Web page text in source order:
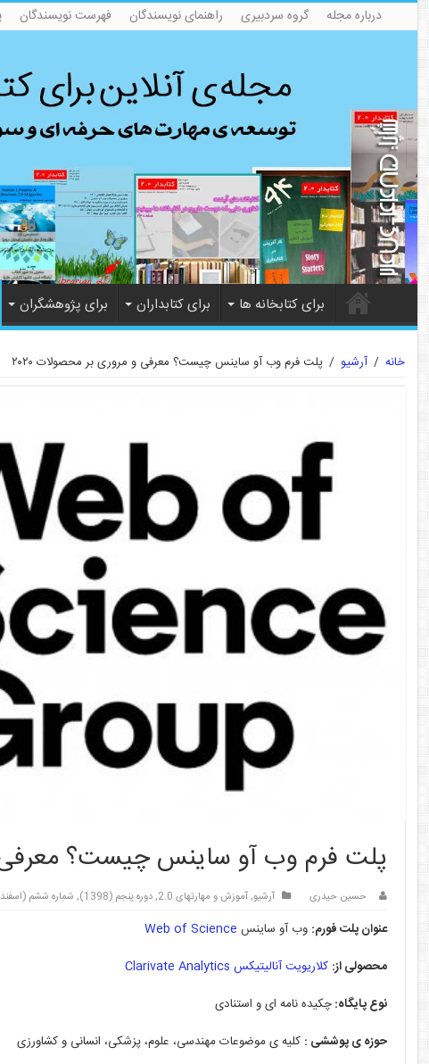
درباره مجله گروه سردبیری راهنمای نویسندگان فهرست نویسندگان
برای کتابخانه ها برای کتابداران برای پژوهشگران
خانه / آرشیو / پلت فرم وب آو ساینس چیست؟ معرفی و مروری بر محصولات ۲۰۲۰
پلت فرم وب آو ساینس چیست؟ معرفی و
حسین حیدری آرشیو,آموزش و مهارتهای 2.0 ,دوره پنجم (1398) , شماره ششم (اسفندماه
عنوانپلت فورم: وب آو ساینس Web of Science
محصولی از: کلاریویت آنالیتیکس Clarivate Analytics
نوع پایگاه:چکیده نامه ای و استنادی
حوزه ی پوششی : کلیه ی موضوعات مهندسی، علوم، پزشکی، انسانی و کشاورزی